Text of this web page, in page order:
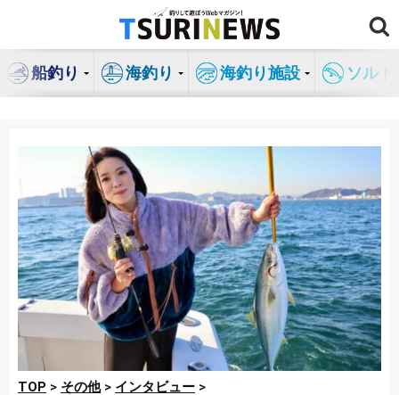
ン
船釣り 海釣り 海釣り施設 ソル
TOP > その他> インタビュー >